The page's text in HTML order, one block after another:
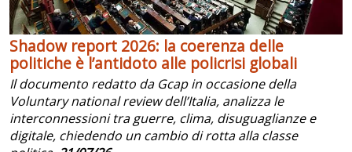
Shadow report 2026: la coerenza delle
politiche è l’antidoto alle policrisi globali
Il documento redatto da Gcap in occasione della
Voluntary national review dell’Italia, analizza le
interconnessioni tra guerre, clima, disuguaglianze e
digitale, chiedendo un cambio di rotta alla classe